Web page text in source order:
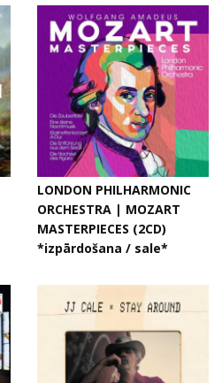
LONDON PHILHARMONIC
ORCHESTRA | MOZART
MASTERPIECES (2CD)
*izpārdošana / sale*